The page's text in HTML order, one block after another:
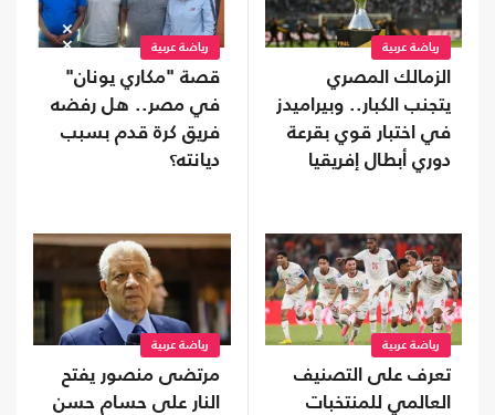
رياضة عربية
الزمالك المصري
يتجنب الكبار.. وبيراميدز
في اختبار قوي بقرعة
دوري أبطال إفريقيا
رياضة عربية
قصة "مكاري يونان"
في مصر.. هل رفضه
فريق كرة قدم بسبب
ديانته؟
رياضة عربية
تعرف على التصنيف
العالمي للمنتخبات
رياضة عربية
مرتضى منصور يفتح
النار على حسام حسن